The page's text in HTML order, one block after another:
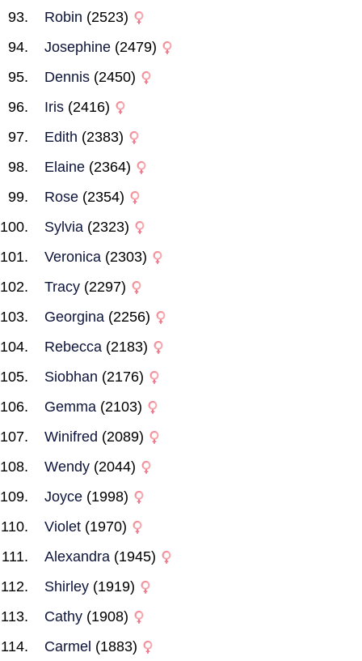
Robin (2523)
Josephine (2479)
Dennis (2450)
Iris (2416)
Edith (2383)
Elaine (2364)
Rose (2354)
Sylvia (2323)
Veronica (2303)
Tracy (2297)
Georgina (2256)
Rebecca (2183)
Siobhan (2176)
Gemma (2103)
Winifred (2089)
Wendy (2044)
Joyce (1998)
Violet (1970)
Alexandra (1945)
Shirley (1919)
Cathy (1908)
Carmel (1883)